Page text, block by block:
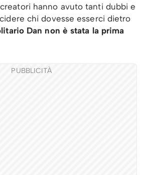
hanno avuto tanti dubbi e
chi dovesse esserci dietro
Dan non è stata la prima
PUBBLICITÀ